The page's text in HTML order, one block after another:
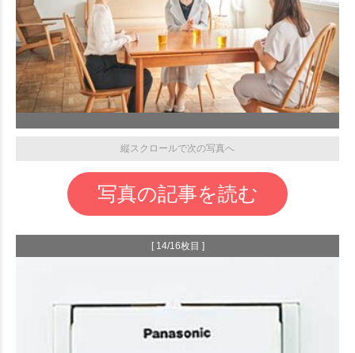
縦スクロールで次の写真へ
写真の記事を読む
[ 14/16枚目 ]